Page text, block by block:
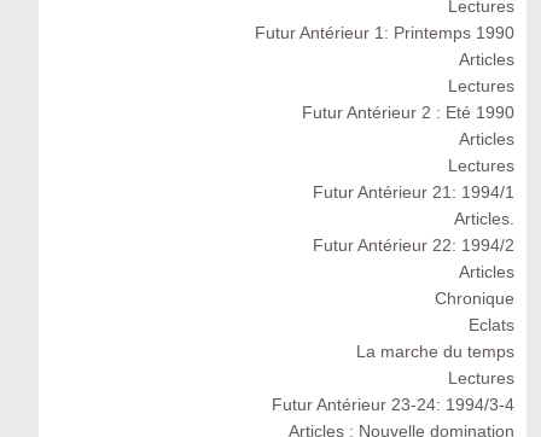
Lectures
Futur Antérieur 1: Printemps 1990
Articles
Lectures
Futur Antérieur 2 : Eté 1990
Articles
Lectures
Futur Antérieur 21: 1994/1
Articles.
Futur Antérieur 22: 1994/2
Articles
Chronique
Eclats
La marche du temps
Lectures
Futur Antérieur 23-24: 1994/3-4
Articles : Nouvelle domination